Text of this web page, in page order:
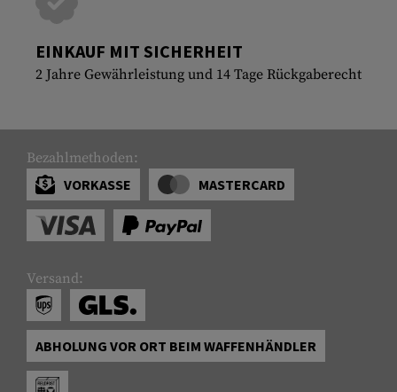
EINKAUF MIT SICHERHEIT
2 Jahre Gewährleistung und 14 Tage Rückgaberecht
Bezahlmethoden:
VORKASSE
MASTERCARD
Versand:
ABHOLUNG VOR ORT BEIM WAFFENHÄNDLER